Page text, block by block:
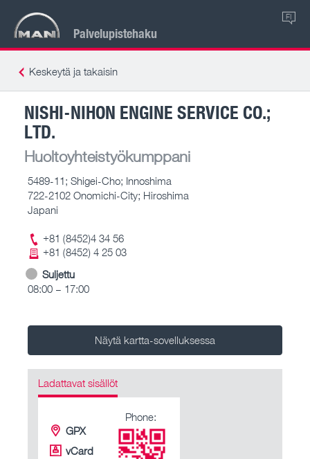
Palvelupistehaku
FI
Keskeytä ja takaisin
NISHI-NIHON ENGINE SERVICE CO.;
LTD.
Huoltoyhteistyökumppani
5489-11; Shigei-Cho; Innoshima
722-2102 Onomichi-City; Hiroshima
Japani
+81 (8452)4 34 56
+81 (8452) 4 25 03
Suljettu
08:00 – 17:00
Näytä kartta-sovelluksessa
Ladattavat sisällöt
GPX
vCard
Phone: